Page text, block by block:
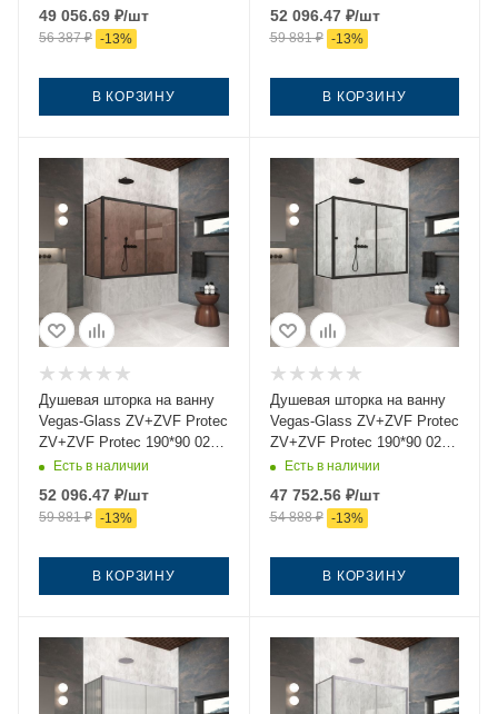
ориентация универсальная
49 056.69 ₽/шт
56 387₽ -13%
В КОРЗИНУ
черный ориентация
универсальная
52 096.47₽/шт
59 881₽ -13%
В КОРЗИНУ
Душевая шторка на ванну
Vegas-Glass ZV+ZVF Protec
ZV+ZVF Protec 190*90 02М
05 190х140 стекло
тонированное профиль
черный ориентация
универсальная
Есть в наличии
52 096.47 ₽/шт
59 881₽ -13%
В КОРЗИНУ
Душевая шторка на ванну
Vegas-Glass ZV+ZVF Protec
ZV+ZVF Protec 190*90 02М
01 190х140 стекло
прозрачное профиль
черный ориентация
универсальная
Есть в наличии
47 752.56₽/шт
54 888₽ -13%
В КОРЗИНУ